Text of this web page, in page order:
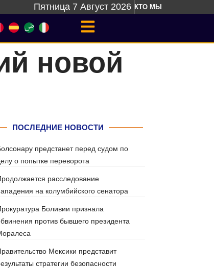
Пятница 7 Август 2026 КТО МЫ
новой
ПОСЛЕДНИЕ НОВОСТИ
предстанет перед судом по
о попытке переворота
расследование
на колумбийского сенатора
Боливии признала
против бывшего президента
Мексики представит
стратегии безопасности